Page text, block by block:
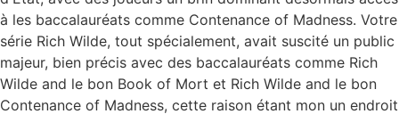
à les baccalauréats comme Contenance of Madness. Votre
série Rich Wilde, tout spécialement, avait suscité un public
majeur, bien précis avec des baccalauréats comme Rich
Wilde and le bon Book of Mort et Rich Wilde and le bon
Contenance of Madness, cette raison étant mon un endroit